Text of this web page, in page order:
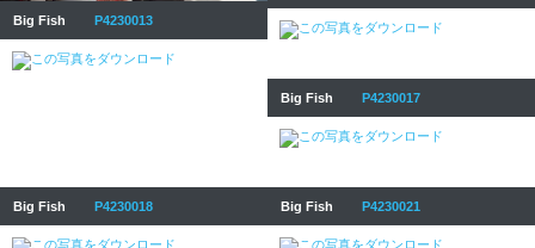
Big Fish P4230013
Big Fish P4230017
Big Fish P4230018 Big Fish P4230021